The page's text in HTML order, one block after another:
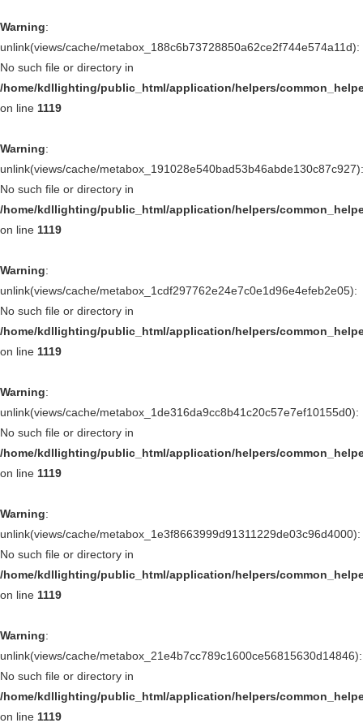
Warning:
unlink(views/cache/metabox_188c6b73728850a62ce2f744e574a11d):
No such file or directory in
/home/kdllighting/public_html/application/helpers/
on line 1119
Warning:
unlink(views/cache/metabox_191028e540bad53b46abde130c87c927):
No such file or directory in
/home/kdllighting/public_html/application/helpers/
on line 1119
Warning:
unlink(views/cache/metabox_1cdf297762e24e7c0e1d96e4efeb2e05):
No such file or directory in
/home/kdllighting/public_html/application/helpers/
on line 1119
Warning:
unlink(views/cache/metabox_1de316da9cc8b41c20c57e7ef10155d0):
No such file or directory in
/home/kdllighting/public_html/application/helpers/
on line 1119
Warning:
unlink(views/cache/metabox_1e3f8663999d91311229de03c96d4000):
No such file or directory in
/home/kdllighting/public_html/application/helpers/
on line 1119
Warning:
unlink(views/cache/metabox_21e4b7cc789c1600ce56815630d14846):
No such file or directory in
/home/kdllighting/public_html/application/helpers/
on line 1119